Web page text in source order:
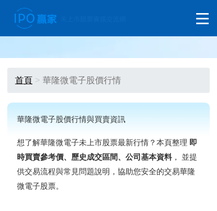
首頁 華隆微電子股價行情
華隆微電子股價行情與買賣資訊
想了解華隆微電子未上市股票最新行情？本頁整理 即
時買賣參考價、歷史成交區間、公司基本資料， 並提
供交易流程與常見問題說明，協助您安全的交易華隆
微電子股票。